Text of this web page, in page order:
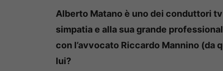
Alberto Matano è uno dei conduttori
simpatia e alla sua grande
con l’avvocato Riccardo Mannino (da
lui?